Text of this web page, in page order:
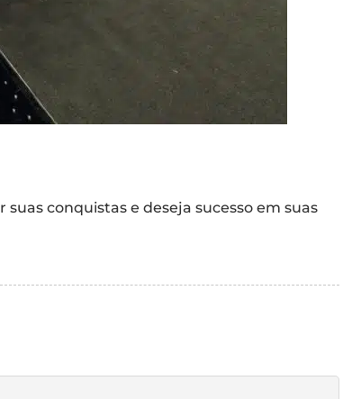
conquistas e deseja sucesso em suas